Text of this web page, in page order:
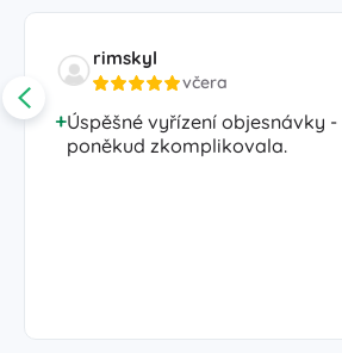
rimskyl
včera
Úspěšné vyřízení objesnávky
poněkud zkomplikovala.